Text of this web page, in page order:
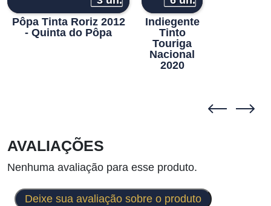
Pôpa Tinta Roriz 2012
- Quinta do Pôpa
Indiegente
Tinto
Touriga
Nacional
2020
AVALIAÇÕES
Nenhuma avaliação para esse produto.
Deixe sua avaliação sobre o produto